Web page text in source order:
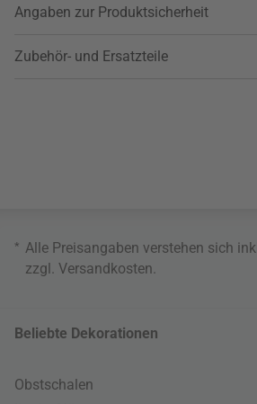
Angaben zur Produktsicherheit
Zubehör- und Ersatzteile
* Alle Preisangaben verstehen sich
zzgl. Versandkosten
Beliebte Dekorationen
Obstschalen